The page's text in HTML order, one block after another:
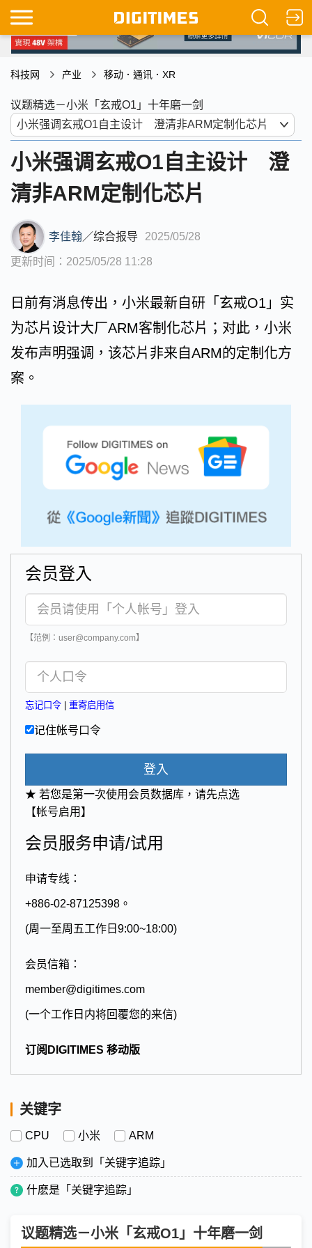
科技网 产业 移动．通讯．XR
议题精选－小米「玄戒O1」十年磨一剑
小米强调玄戒O1自主设计 澄
清非ARM定制化芯片
李佳翰／综合报导 2025/05/28
更新时间：2025/05/28 11:28
日前有消息传出，小米最新自研「玄戒O1」实
为芯片设计大厂ARM客制化芯片；对此，小米
发布声明强调，该芯片非来自ARM的定制化方
案。
会员登入
【范例：user@company.com】
忘记口令 重寄启用信
记住帐号口令
登入
★ 若您是第一次使用会员数据库，请先点选
【帐号启用】
会员服务申请/试用
申请专线：
+886-02-87125398。
(周一至周五工作日9:00~18:00)
会员信箱：
member@digitimes.com
(一个工作日内将回覆您的来信)
订阅DIGITIMES 移动版
关键字
CPU 小米 ARM
加入已选取到「关键字追踪」
什麽是「关键字追踪」
议题精选－小米「玄戒O1」十年磨一剑